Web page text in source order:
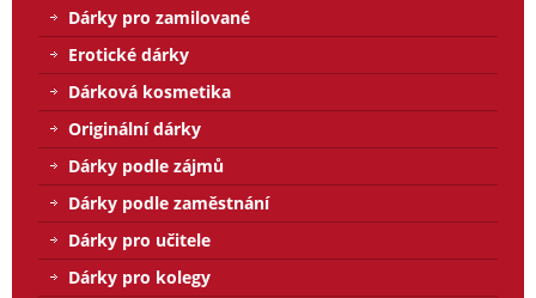
Dárky pro zamilované
Erotické dárky
Dárková kosmetika
Originální dárky
Dárky podle zájmů
Dárky podle zaměstnání
Dárky pro učitele
Dárky pro kolegy